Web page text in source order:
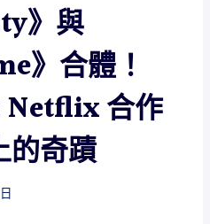
》與
》合體！
合作
的奇蹟